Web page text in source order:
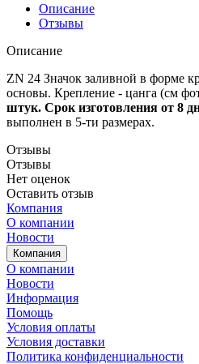
Описание
Отзывы
Описание
ZN 24 Значок заливной в форме
основы. Крепление - цанга (см
штук. Срок изготовления от 8
выполнен в 5-ти размерах.
Отзывы
Отзывы
Нет оценок
Оставить отзыв
Компания
О компании
Новости
Компания
О компании
Новости
Информация
Помощь
Условия оплаты
Условия доставки
Политика конфиденциальности